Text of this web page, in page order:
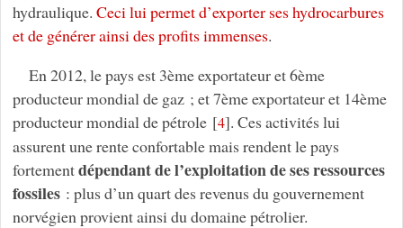
hydraulique. Ceci lui permet d’exporter ses hydrocarbures
et de générer ainsi des profits immenses.
En 2012, le pays est 3ème exportateur et 6ème
producteur mondial de gaz ; et 7ème exportateur et 14ème
producteur mondial de pétrole[4]. Ces activités lui
assurent une rente confortable mais rendent le pays
fortementdépendant de l’exploitation de ses ressources
fossiles: plus d’un quart des revenus du gouvernement
norvégien provient ainsi du domaine pétrolier.